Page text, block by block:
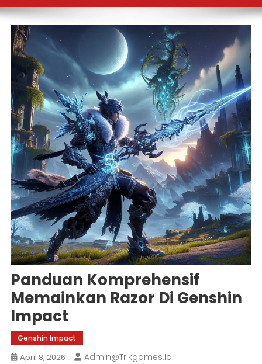
Panduan Komprehensif
Memainkan Razor Di Genshin
Impact
Genshin Impact
April 8, 2026
Admin@trikgames.id